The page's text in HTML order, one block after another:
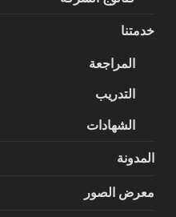
خدمتنا
المراجعة
التدريب
الشهادات
المدونة
معرض الصور